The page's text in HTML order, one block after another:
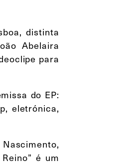
distinta
Abelaira
para
do EP:
eletrónica,
é um